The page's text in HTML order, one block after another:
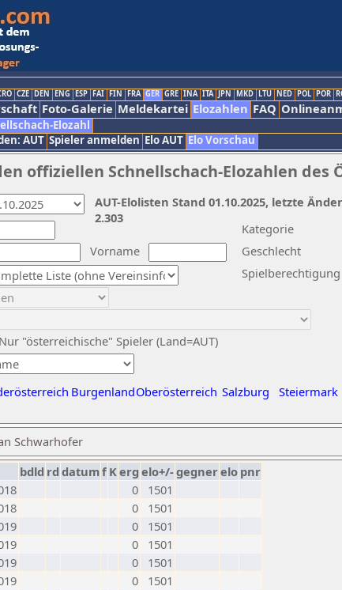
CZE DEN ENG ESP FAI FIN FRA GER GRE INA ITA JPN MKD LTU NED POL POR
Foto-Galerie Meldekartei Elozahlen FAQ
Elozahl
AUT Spieler anmelden Elo AUT Elo Vorschau
offiziellen Schnellschach-Elozahlen des
Vorname
Kategorie
Geschlecht
Nur "österreichische" Spieler (Land=AUT)
Spielberechtigung
BurgenlandOberösterreich Salzburg Steiermark
AUT-Elolisten Stand 01.10.2025, letzte
2.303
Schwarhofer
bdld rd datumf Kerg elo+/-gegnerelo pnr
0
1501
0
1501
0
1501
0
1501
0
1501
0
1501